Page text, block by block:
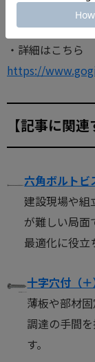
確実に選べるこ
・詳細はこちら
https://
【記事に関
六角ボルトビ
建設現場や組
が難しい局面
最適化に役立
十字穴付（
薄板や部材
調達の手間
す。